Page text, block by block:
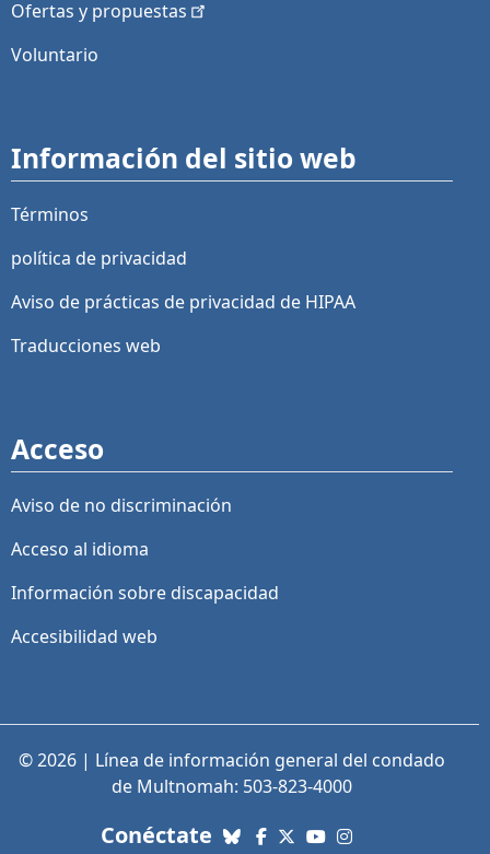
Ofertas y propuestas
Voluntario
Información del sitio web
Términos
política de privacidad
Aviso de prácticas de privacidad de HIPAA
Traducciones web
Acceso
Aviso de no discriminación
Acceso al idioma
Información sobre discapacidad
Accesibilidad web
© 2026 | Línea de información general del condado
de Multnomah: 503-823-4000
Conéctate con nosotros. Enlaces a
Bluesky
Facebook
X (Twitter)
YouTube
Instagram